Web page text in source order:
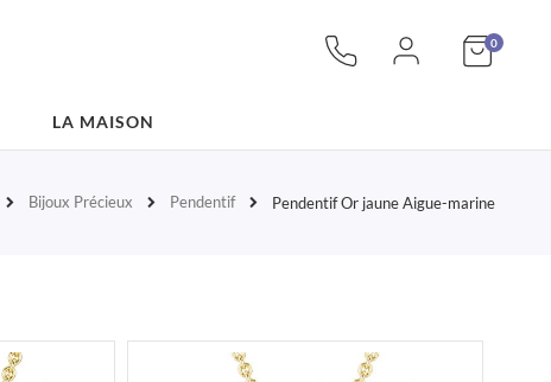
Mon
0articles
LA MAISON
AccueilBijoux Précieux Pendentif Pendentif Or jaune Aigue-marine